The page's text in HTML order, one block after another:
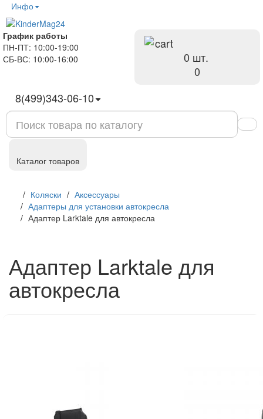
Инфо
График работы
ПН-ПТ: 10:00-19:00
СБ-ВС: 10:00-16:00
0 шт.
0
8(499)343-06-10
Каталог товаров
Коляски
Аксессуары
Адаптеры для установки автокресла
Адаптер Larktale для автокресла
Адаптер Larktale для
автокресла